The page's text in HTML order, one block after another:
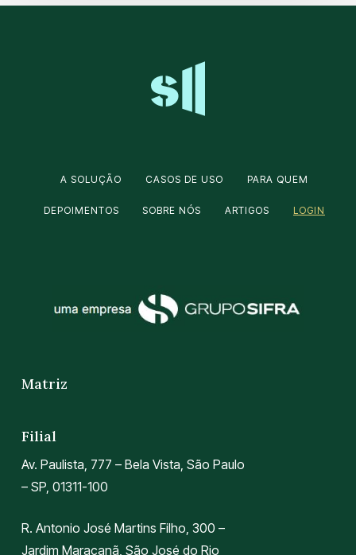
A SOLUÇÃO CASOS DE USO PARA QUEM
DEPOIMENTOS SOBRE NÓS ARTIGOS LOGIN
Matriz
Filial
Av. Paulista, 777 – Bela Vista, São Paulo
– SP, 01311-100
R. Antonio José Martins Filho, 300 –
Jardim Maracanã, São José do Rio